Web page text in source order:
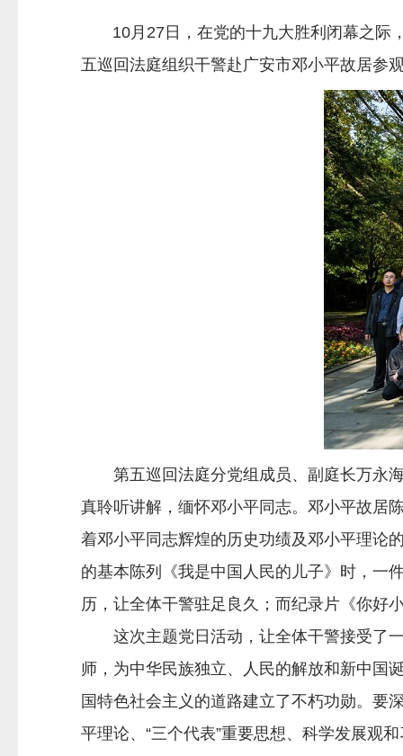
10月27日，在党的十九大胜利闭幕之际，
五巡回法庭组织干警赴广安市邓小平故居参
第五巡回法庭分党组成员、副庭长万永海
真聆听讲解，缅怀邓小平同志。邓小平故居
着邓小平同志辉煌的历史功绩及邓小平理论
的基本陈列《我是中国人民的儿子》时，一
历，让全体干警驻足良久；而纪录片《你好
这次主题党日活动，让全体干警接受了一
师，为中华民族独立、人民的解放和新中国
国特色社会主义的道路建立了不朽功勋。要
平理论、“三个代表”重要思想、科学发展观